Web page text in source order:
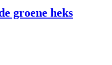
groene heks